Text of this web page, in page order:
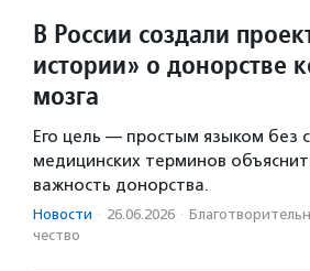
В России создали
истории» о донорстве
мозга
Его цель — простым языком без
медицинских терминов
важность донорства.
Новости · 26.06.2026 ·
чест­во